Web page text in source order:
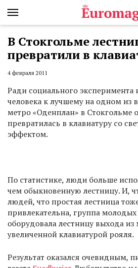
В Стокгольме
превратили в
4 февраля 2011
Ради социального эксперимента
человека к лучшему на одном из
метро «Оденплан» в Стокгольме
превратилась в клавиатуру со
эффектом.
По статистике, люди больше
чем обыкновенную лестницу. И,
людей, что простая лестница
привлекательна, группа
оборудовала лестницу выхода
увеличенной клавиатурой рояля.
Результат оказался очевидным,